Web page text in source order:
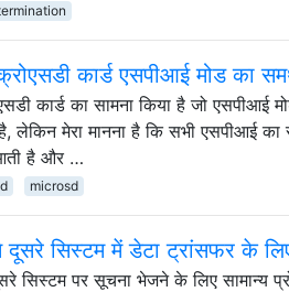
कार्ड एसपीआई मोड का
कार्ड का सामना किया है जो एसपीआई
लेकिन मेरा मानना ​​है कि सभी एसपीआई
है और …
microsd
सिस्टम में डेटा ट्रांसफर के
सिस्टम पर सूचना भेजने के लिए सामान्य